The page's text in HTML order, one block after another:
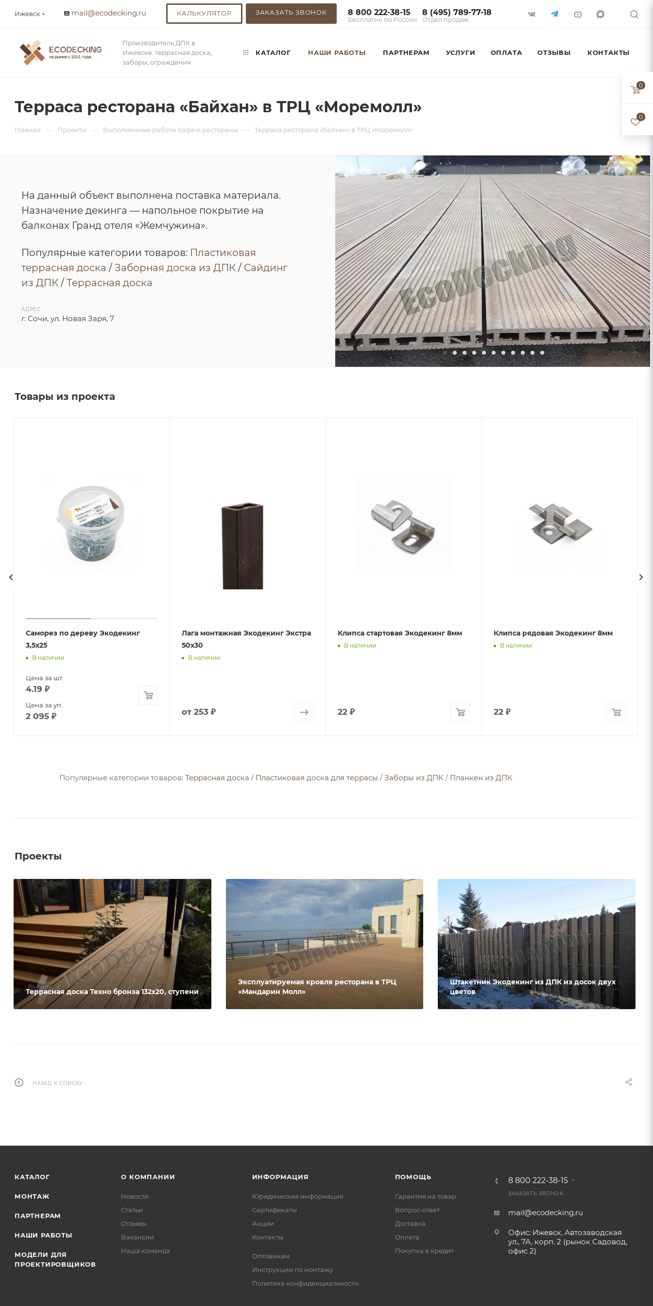
Ижевск mail@ecodecking.ru КАЛЬКУЛЯТОР ЗАКАЗАТЬ ЗВОНОК 8 800 222-38-15
Бесплатно по России
8 (495) 789-77-18
Отдел продаж
Производитель ДПК в
Ижевске: террасная доска,
заборы, ограждения
КАТАЛОГ НАШИ РАБОТЫ ПАРТНЕРАМ УСЛУГИ ОПЛАТА ОТЗЫВЫ КОНТАКТЫ
Терраса ресторана «Байхан» в ТРЦ «Моремолл»
Главная — Проекты — Выполненные работы Кафе и рестораны — Терраса ресторана «Байхан» в ТРЦ «Моремолл»
На данный объект выполнена поставка материала.
Назначение декинга — напольное покрытие на
балконах Гранд отеля «Жемчужина».
Популярные категории товаров: Пластиковая
террасная доска / Заборная доска из ДПК / Сайдинг
из ДПК / Террасная доска
АДРЕС
г. Сочи, ул. Новая Заря, 7
Товары из проекта
Саморез по дереву Экодекинг
3,5х25
В наличии
Цена за шт.
4.19 ₽
Цена за уп.
2 095 ₽
Лага монтажная Экодекинг Экстра
50х30
В наличии
от 253 ₽
Клипса стартовая Экодекинг 8мм
В наличии
22 ₽
Клипса рядовая Экодекинг 8мм
В наличии
22 ₽
Популярные категории товаров: Террасная доска / Пластиковая доска для террасы /Заборы из ДПК / Планкен из ДПК
Проекты
Террасная доска Техно бронза 132х20, ступени
Эксплуатируемая кровля ресторана в ТРЦ
«Мандарин Молл»
Штакетник Экодекинг из ДПК из досок двух
цветов
НАЗАД К СПИСКУ
КАТАЛОГ
МОНТАЖ
ПАРТНЕРАМ
НАШИ РАБОТЫ
МОДЕЛИ ДЛЯ
ПРОЕКТИРОВЩИКОВ
О КОМПАНИИ
Новости
Статьи
Отзывы
Вакансии
Наша команда
ИНФОРМАЦИЯ
Юридическая информация
Сертификаты
Акции
Контакты
Оптовикам
Инструкции по монтажу
Политика конфиденциальности
ПОМОЩЬ
Гарантия на товар
Вопрос-ответ
Доставка
Оплата
Покупка в кредит
8 800 222-38-15
ЗАКАЗАТЬ ЗВОНОК
mail@ecodecking.ru
Офис: Ижевск, Автозаводская
ул., 7А, корп. 2 (рынок Садовод,
офис 2)
0
0